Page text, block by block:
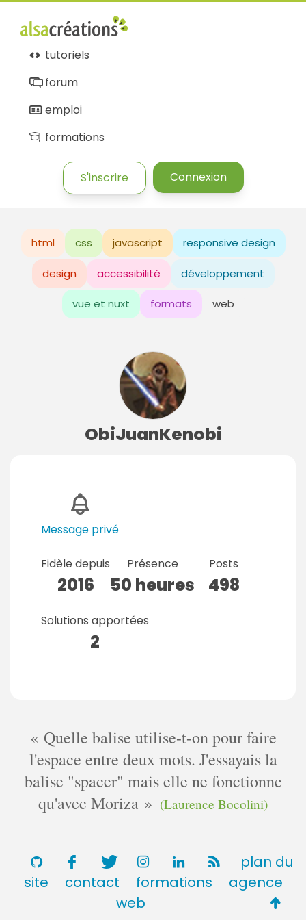
tutoriels
forum
emploi
formations
S'inscrire Connexion
html css javascript responsive design
design accessibilité développement
vue et nuxt formats web
ObiJuanKenobi
Message privé
Fidèle depuis
2016
Présence
50 heures
Posts
498
Solutions apportées
2
Quelle balise utilise-t-on pour faire
l'espace entre deux mots. J'essayais la
balise "spacer" mais elle ne fonctionne
qu'avec Moriza
(Laurence Bocolini)
plan du
site
contact formations
agence
web